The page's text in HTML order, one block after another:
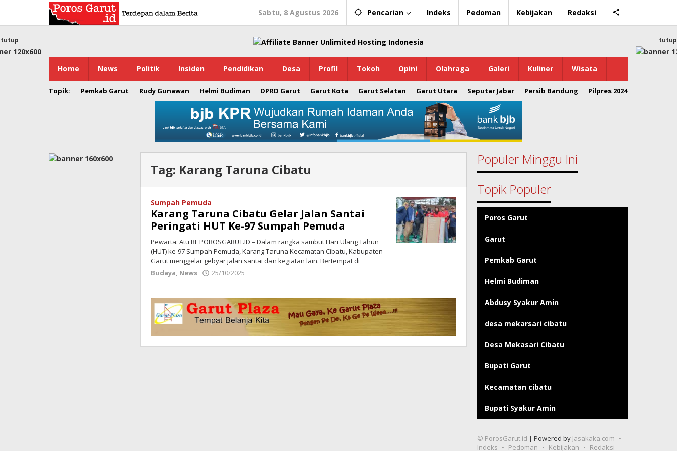
konten
Sabtu, 8 Agustus 2026 Pencarian Indeks Pedoman Kebijakan Redaksi
Home News Politik Insiden Pendidikan Desa Profil Tokoh Opini Olahraga Galeri Kuliner Wisata
Topik: Pemkab Garut Rudy Gunawan Helmi Budiman DPRD Garut Garut Kota Garut Selatan Garut Utara Seputar Jabar Persib Bandung Pilpres 2024
tutup tutup
Tag: Karang Taruna Cibatu
Sumpah Pemuda
Karang Taruna Cibatu Gelar Jalan Santai
Peringati HUT Ke-97 Sumpah Pemuda
Pewarta: Atu RF POROSGARUT.ID – Dalam rangka sambut Hari Ulang Tahun
(HUT) ke-97 Sumpah Pemuda, Karang Taruna Kecamatan Cibatu, Kabupaten
Garut menggelar gebyar jalan santai dan kegiatan lain. Bertempat di
Budaya, News 25/10/2025
Garut
Populer Minggu Ini
Topik Populer
Poros Garut
Garut
Pemkab Garut
Helmi Budiman
Abdusy Syakur Amin
desa mekarsari cibatu
Desa Mekasari Cibatu
Bupati Garut
Kecamatan cibatu
Bupati Syakur Amin
© PorosGarut.id | Powered by Jasakaka.com
Indeks
Pedoman Kebijakan Redaksi